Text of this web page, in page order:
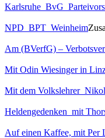
NPD_BPT_Weinheim
Am (BVerfG) –
Mit Odin Wiesinger in
Mit dem
Heldengedenken_mit
Auf einen Kaffee, mit Per